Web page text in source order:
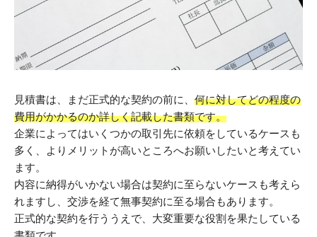
見積書は、まだ正式的な契約の前に、 何に対してどの程度の
費用がかかるのか詳しく記載した書類です。
企業によってはいくつかの取引先に依頼をしているケースも
多く、よりメリットが高いところへお願いしたいと考えてい
ます。
内容に納得がいかない場合は契約に至らないケースも考えら
れますし、交渉を経て無事契約に至る場合もあります。
正式的な契約を行ううえで、大変重要な役割を果たしている